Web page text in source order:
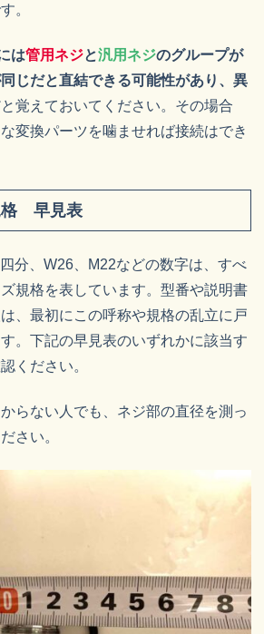
。
は管用ネジと汎用ネジのグループが
じだと直結できる可能性があり、異
覚えておいてください。その場合
変換パーツを噛ませれば接続はでき
格 早見表
分、W26、M22などの数字は、すべ
規格を表しています。型番や説明書
、最初にこの呼称や規格の乱立に戸
。下記の早見表のいずれかに該当す
ください。
らない人でも、ネジ部の直径を測っ
さい。